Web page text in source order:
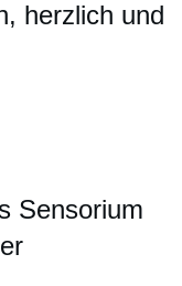
herzlich und
Sensorium